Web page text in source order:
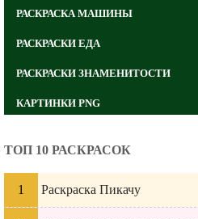
РАСКРАСКА МАШИНЫ
РАСКРАСКИ ЕДА
РАСКРАСКИ ЗНАМЕНИТОСТИ
КАРТИНКИ PNG
ТОП 10 РАСКРАСОК
Раскраска Пикачу